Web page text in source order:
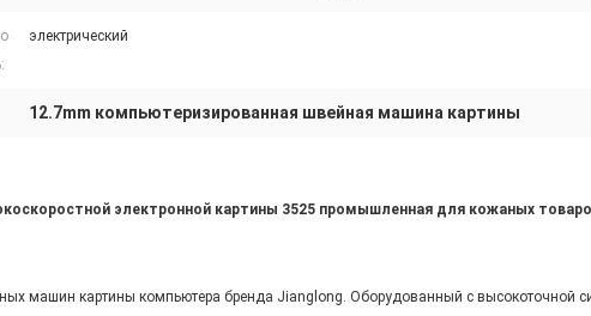
электрический
12.7mm компьютеризированная швейная машина картины
электронной картины 3525 промышленная для кожаных
машин картины компьютера бренда Jianglong. Оборудованный с высокоточной